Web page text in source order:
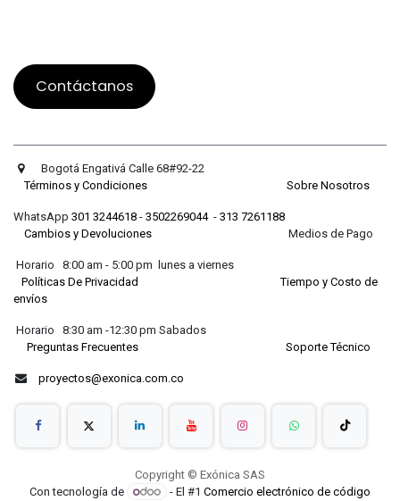
Contáctanos
Bogotá Engativá Calle 68#92-22
Términos y Condiciones
Sobre Nosotros
WhatsApp 301 3244618 - 3502269044- 313 7261188
Cambios y Devoluciones Medios de Pago
Horario 8:00 am - 5:00 pm lunes a viernes
Políticas De Privacidad
Tiempo y Costo de
envíos
Horario 8:30 am -12:30 pm Sabados
Preguntas Frecuentes
Soporte Técnico
proyectos@exonica.com.co
Copyright © Exónica SAS
Con tecnología de
- El #1 Comercio electrónico de código